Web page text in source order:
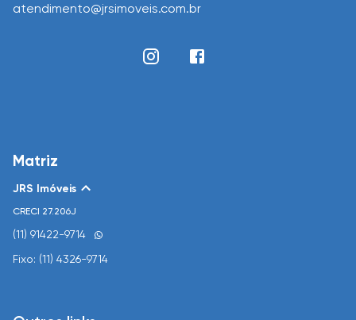
atendimento@jrsimoveis.com.br
Matriz
JRS Imóveis
CRECI 27.206J
(11) 91422-9714
Fixo: (11) 4326-9714